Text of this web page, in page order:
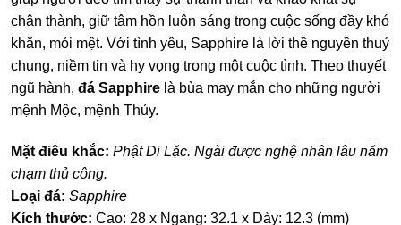
chân thành, giữ tâm hồn luôn sáng trong cuộc sống đầy khó
khăn, mỏi mệt. Với tình yêu, Sapphire là lời thề nguyền thuỷ
chung, niềm tin và hy vọng trong một cuộc tình. Theo thuyết
ngũ hành, đá Sapphire là bùa may mắn cho những người
mệnh Mộc, mệnh Thủy.
Mặt điêu khắc: Phật Di Lặc. Ngài được nghệ nhân lâu năm
chạm thủ công.
Loại đá: Sapphire
Kích thước: Cao: 28 x Ngang: 32.1 x Dày: 12.3 (mm)